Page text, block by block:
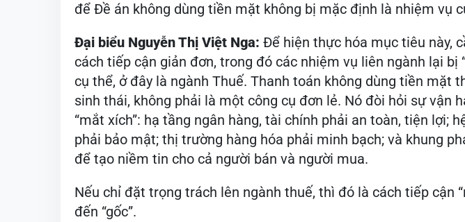
để Đề án không dùng tiền mặt không bị mặc định là nhiệm vụ
Đại biểu Nguyễn Thị Việt Nga: Để hiện thực hóa mục tiêu này,
cách tiếp cận giản đơn, trong đó các nhiệm vụ liên ngành lại bị
cụ thể, ở đây là ngành Thuế. Thanh toán không dùng tiền mặt
sinh thái, không phải là một công cụ đơn lẻ. Nó đòi hỏi sự vận
“mắt xích”: hạ tầng ngân hàng, tài chính phải an toàn, tiện lợi;
phải bảo mật; thị trường hàng hóa phải minh bạch; và khung
để tạo niềm tin cho cả người bán và người mua.
Nếu chỉ đặt trọng trách lên ngành thuế, thì đó là cách tiếp cận
đến “gốc”.